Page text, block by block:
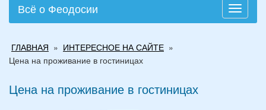
Toggle
Всё о Феодосии
здесь
ГЛАВНАЯ » ИНТЕРЕСНОЕ НА САЙТЕ »
Цена на проживание в гостиницах
Цена на проживание в гостиницах